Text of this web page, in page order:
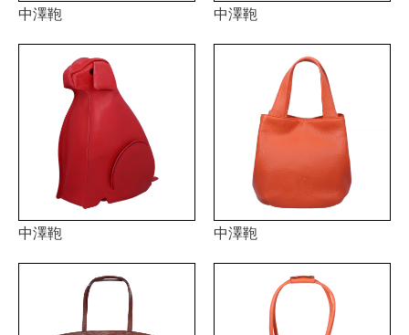
中澤鞄 中澤鞄
中澤鞄 中澤鞄